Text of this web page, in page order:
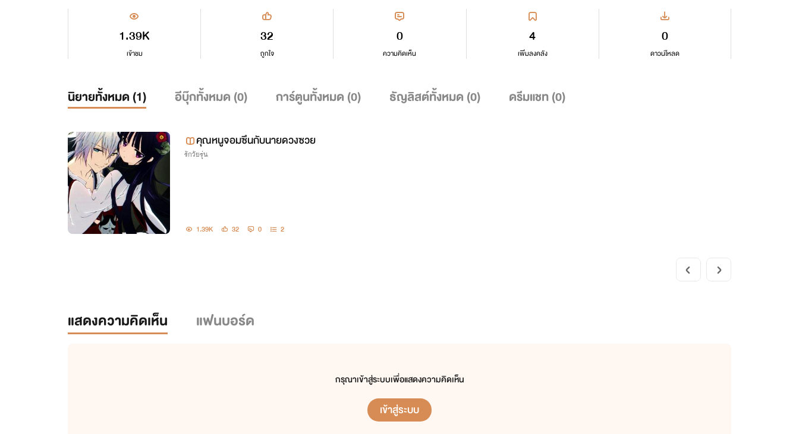
1.39K
เข้าชม
4
เพิ่มลงคลัง
32
ถูกใจ
0
ดาวน์โหลด
0
ความคิดเห็น
นิยายทั้งหมด (1) อีบุ๊กทั้งหมด (0) การ์ตูนทั้งหมด (0) ธัญลิสต์ทั้งหมด (0) ดรีมแชท (0)
คุณหนูจอมซึนกับนายดวงซวย
รักวัยรุ่น
1.39K 32 0 2
แสดงความคิดเห็น แฟนบอร์ด
กรุณาเข้าสู่ระบบเพื่อแสดงความคิดเห็น
เข้าสู่ระบบ